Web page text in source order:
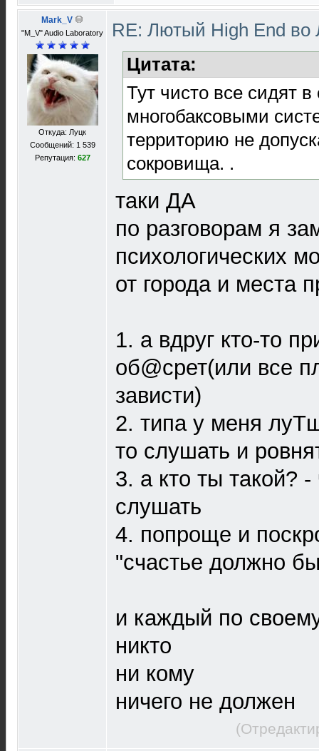
Mark_V
"M_V" Audio Laboratory
Откуда: Луцк
Сообщений: 1 539
Репутация: 627
RE: Лютый High End во
Цитата:
Тут чисто все сидят
многобаксовыми
территорию не
сокровища. .
таки ДА
по разговорам я
психологических
от города и места
1. а вдруг кто-то
об@срет(или все
зависти)
2. типа у меня
то слушать и
3. а кто ты такой?
слушать
4. попроще и
"счастье должно
и каждый по
никто
ни кому
ничего не должен